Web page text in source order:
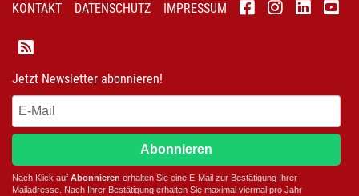
KONTAKT DATENSCHUTZ IMPRESSUM
Jetzt Newsletter abonnieren!
Abonnieren
Nach Klick auf Abonnieren erhalten Sie eine E-Mail zur Bestätigung Ihrer
Mailadresse. Nach Ihrer Bestätigung erhalten Sie maximal viermal pro Jahr